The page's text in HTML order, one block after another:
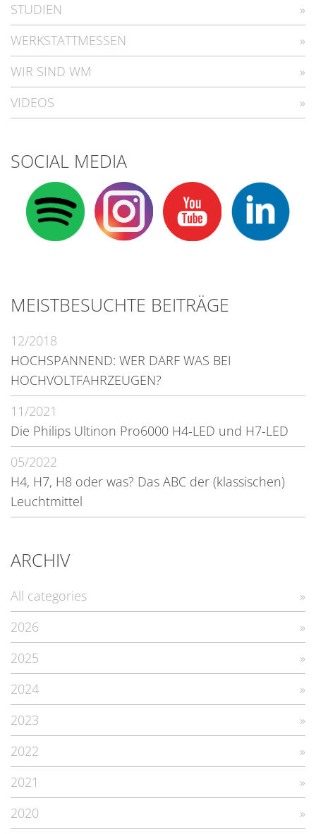
STUDIEN
WERKSTATTMESSEN
WIR SIND WM
VIDEOS
SOCIAL MEDIA
MEISTBESUCHTE BEITRÄGE
12/2018
HOCHSPANNEND: WER DARF WAS BEI
HOCHVOLTFAHRZEUGEN?
11/2021
Die Philips Ultinon Pro6000 H4-LED und H7-LED
05/2022
H4, H7, H8 oder was? Das ABC der (klassischen)
Leuchtmittel
ARCHIV
All categories
2026
2025
2024
2023
2022
2021
2020